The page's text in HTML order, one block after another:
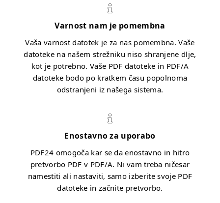
Varnost nam je pomembna
Vaša varnost datotek je za nas pomembna. Vaše
datoteke na našem strežniku niso shranjene dlje,
kot je potrebno. Vaše PDF datoteke in PDF/A
datoteke bodo po kratkem času popolnoma
odstranjeni iz našega sistema.
Enostavno za uporabo
PDF24 omogoča kar se da enostavno in hitro
pretvorbo PDF v PDF/A. Ni vam treba ničesar
namestiti ali nastaviti, samo izberite svoje PDF
datoteke in začnite pretvorbo.